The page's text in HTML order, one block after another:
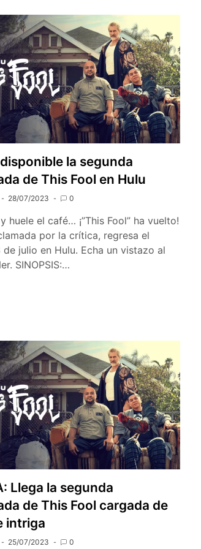
la segunda
de This Fool en Hulu
28/07/2023 0
huele el café… ¡”This Fool” ha vuelto!
por la crítica, regresa el
julio en Hulu. Echa un vistazo al
SINOPSIS:…
Llega la segunda
de This Fool cargada de
intriga
25/07/2023 0